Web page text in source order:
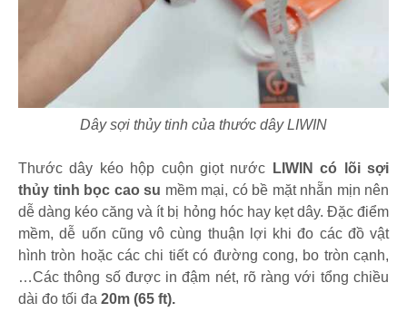
Dây sợi thủy tinh của thước dây LIWIN
Thước dây kéo hộp cuộn giọt nước LIWIN
có lõi sợi
thủy tinh bọc cao su mềm mại, có bề mặt nhẵn mịn nên
dễ dàng kéo căng và ít bị hỏng hóc hay kẹt dây. Đặc điểm
mềm, dễ uốn cũng vô cùng thuận lợi khi đo các đồ vật
hình tròn hoặc các chi tiết có đường cong, bo tròn cạnh,
…Các thông số được in đậm nét, rõ ràng với tổng chiều
dài đo tối đa 20m (65 ft).